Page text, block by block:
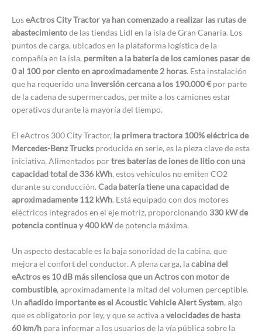
LoseActros City Tractor ya han comenzado a realizar las rutas de
abastecimientode las tiendas Lidl en la isla de Gran Canaria. Los
puntos de carga, ubicados en la plataforma logística de la
compañía en la isla, permiten a la batería de los camiones pasar de
0 al 100 por ciento en aproximadamente 2 horas. Esta instalación
que ha requerido una inversión cercana a los 190.000 €por parte
de la cadena de supermercados, permite a los camiones estar
operativos durante la mayoría del tiempo.
El eActros 300 City Tractor, la primera tractora 100% eléctrica de
Mercedes-Benz Trucks producida en serie, es la pieza clave de esta
iniciativa. Alimentados portres baterías de iones de litio con una
capacidad total de 336 kWh, estos vehículos no emiten CO2
durante su conducción. Cada batería tiene una capacidad de
aproximadamente 112 kWh. Está equipado con dos motores
eléctricos integrados en el eje motriz, proporcionando 330 kW de
potencia continua y 400 kWde potencia máxima.
Un aspecto destacable es la baja sonoridad de la cabina, que
mejora el confort del conductor. A plena carga, lacabina del
eActros es 10 dB más silenciosa que un Actros con motor de
combustible, aproximadamente la mitad del volumen perceptible.
Un añadido importante es el Acoustic Vehicle Alert System, algo
que es obligatorio por ley, y que se activa avelocidades de hasta
60 km/h para informar a los usuarios de la vía pública sobre la